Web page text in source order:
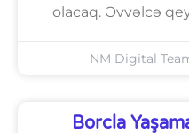
olacaq. Əvvəlcə
NM Digital
Borcla